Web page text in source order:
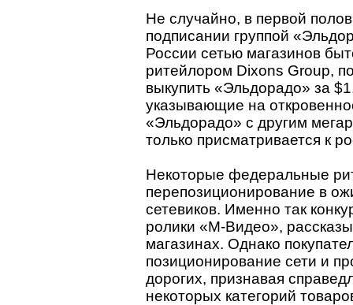
Не случайно, в первой
подписании группой
России сетью магазинов
ритейлором Dixons Group,
выкупить «Эльдорадо» за
указывающие на
«Эльдорадо» с другим
только присматривается к
Некоторые федеральные
перепозиционирование в
сетевиков. Именно так
ролики «М-Видео»,
магазинах. Однако
позиционирование сети и
дорогих, признавая
некоторых категорий